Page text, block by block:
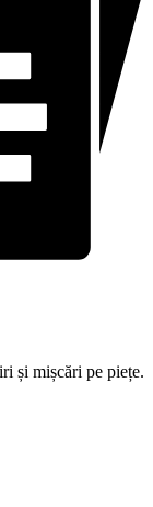
și mișcări pe piețe.